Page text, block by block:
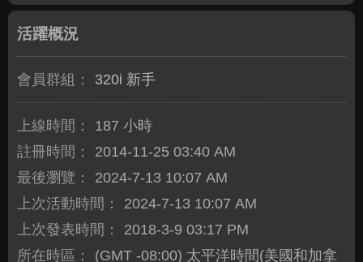
活躍概況
會員群組： 320i 新手
上線時間：
187 小時
註冊時間：
2014-11-25 03:40 AM
最後瀏覽：
2024-7-13 10:07 AM
上次活動時間：
2024-7-13 10:07 AM
上次發表時間：
2018-3-9 03:17 PM
所在時區：
(GMT -08:00) 太平洋時間(美國和加拿